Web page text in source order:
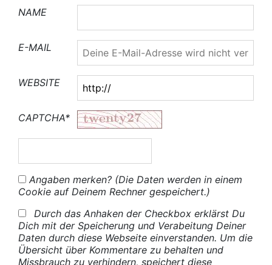
NAME
E-MAIL
WEBSITE
CAPTCHA*
Angaben merken? (Die Daten werden in einem
Cookie auf Deinem Rechner gespeichert.)
Durch das Anhaken der Checkbox erklärst Du
Dich mit der Speicherung und Verabeitung Deiner
Daten durch diese Webseite einverstanden. Um die
Übersicht über Kommentare zu behalten und
Missbrauch zu verhindern, speichert diese